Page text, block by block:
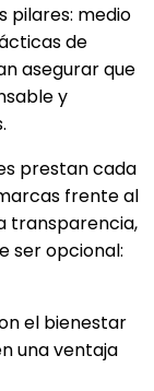
pilares: medio
de
asegurar que
y
prestan cada
frente al
transparencia,
ser opcional:
el bienestar
una ventaja